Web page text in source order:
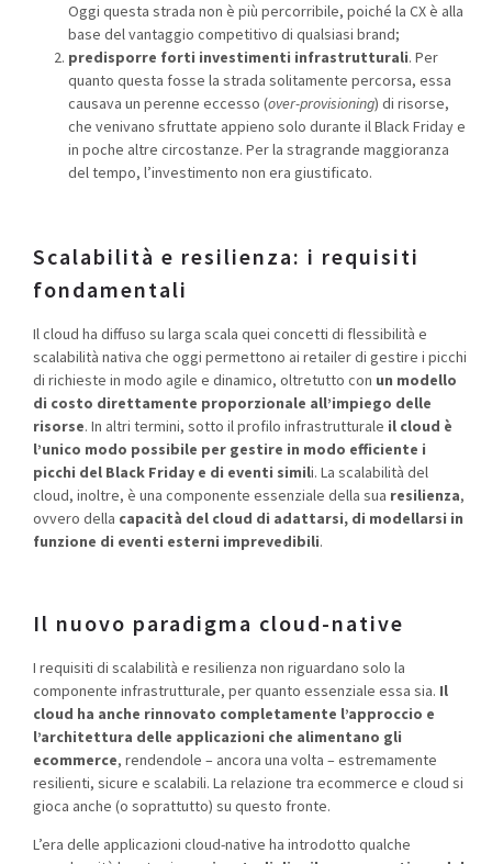
Oggi questa strada non è più percorribile, poiché la CX è alla
base del vantaggio competitivo di qualsiasi brand;
predisporre forti investimenti infrastrutturali. Per
quanto questa fosse la strada solitamente percorsa, essa
causava un perenne eccesso (over-provisioning) di risorse,
che venivano sfruttate appieno solo durante il Black Friday e
in poche altre circostanze. Per la stragrande maggioranza
del tempo, l’investimento non era giustificato.
Scalabilità e resilienza: i requisiti
fondamentali
Il cloud ha diffuso su larga scala quei concetti di flessibilità e
scalabilità nativa che oggi permettono ai retailer di gestire i picchi
di richieste in modo agile e dinamico, oltretutto con un modello
di costo direttamente proporzionale all’impiego delle
risorse. In altri termini, sotto il profilo infrastrutturale il cloud è
l’unico modo possibile per gestire in modo efficiente i
picchi del Black Friday e di eventi simili. La scalabilità del
cloud, inoltre, è una componente essenziale della sua resilienza,
ovvero della capacità del cloud di adattarsi, di modellarsi in
funzione di eventi esterni imprevedibili.
Il nuovo paradigma cloud-native
I requisiti di scalabilità e resilienza non riguardano solo la
componente infrastrutturale, per quanto essenziale essa sia. Il
cloud ha anche rinnovato completamente l’approccio e
l’architettura delle applicazioni che alimentano gli
ecommerce, rendendole – ancora una volta – estremamente
resilienti, sicure e scalabili. La relazione tra ecommerce e cloud si
gioca anche (o soprattutto) su questo fronte.
L’era delle applicazioni cloud-native ha introdotto qualche